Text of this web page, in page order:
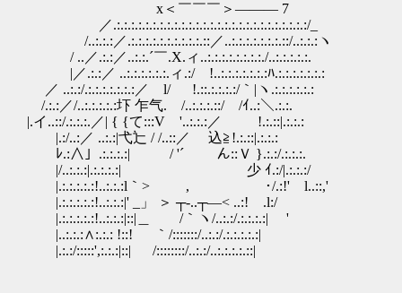
x＜￣￣￣＞――― 7
／.:.:.:.:.:.:.:.:.:.:.:.:.:.:.:.:.:.:.:.:.:.:.:.:.:.:.:/_
/..:.:.:／.:.:.:.:.:.:.:.:.:.:.::／..:.:.:.:.:.:.:.::/..:.:.:ヽ
/ ..／.:.:／..:.:.´￣.X.ィ..:.:.:.:.:.:.:.:./..:.:.:.:.:.
|／.:.:／ ..:.:.:.:.:.:.ィ.:/ !..:.:.:.:.:.:.:ﾊ.:.:.:.:.:.:.: 地
／ ..:.:/.:.:.:.:.:.:.:／ l/ !.::.:.:.:.:/｀|ヽ.:.:.:.:.:.:
/.:.:／/..:.:.:.:.:圷 乍气. /..:.:.:.::/ /ｲ..:＼.:.:.
|.イ..::/.:.:.:.／| { {て:::V '..:.:.:／ !.:.::|.:.:.:
|.:/..:／ ..:.:|弋辷 / /..::／ 込≧!.:.::|.:.:.:
ﾚ.:∧」.:.:.:.:| ￣ / '´ ん::Ｖ }.:.:/.:.:.:.
|/..:.:.:|.:.:.:.:| ゞ少 ｲ.:/|.:.:.:/
|.:.:.:.:.:!..:.:.:l｀> , ･/.:!' l..::,'
|.:.:.:.:.:!..:.:.:|' _」 ＞ ┬‐..┬―< ..:! .l:/
|.:.:.:.:.:!..:.:.:|::|＿ /｀ヽ/..:.:/.:.:.:.:| '
|..:.:.:∧:.:.: !::! ｀/:::::::/..:.:/.:.:.:.:.:|
|.:.:/:::::',:.:.:|::| /::::::::/..:.:/..:.:.:.:.::|